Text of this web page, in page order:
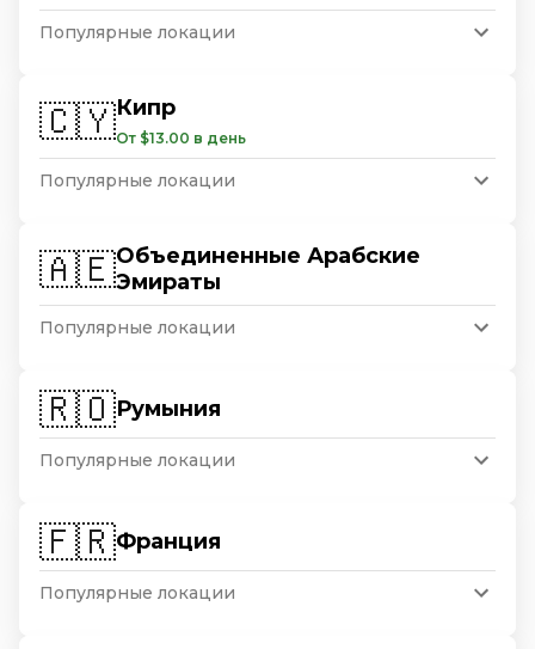
Популярные локации
🇨🇾Кипр
От $13.00 в день
Популярные локации
🇦🇪Объединенные Арабские
Эмираты
Популярные локации
🇷🇴Румыния
Популярные локации
🇫🇷Франция
Популярные локации